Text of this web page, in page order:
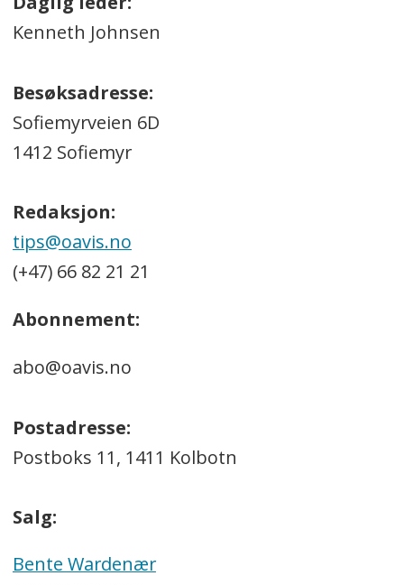
Kenneth Johnsen
Besøksadresse:
Sofiemyrveien 6D
1412 Sofiemyr
Redaksjon:
tips@oavis.no
(+47) 66 82 21 21
Abonnement:
abo@oavis.no
Postadresse:
Postboks 11, 1411 Kolbotn
Salg:
Bente Wardenær